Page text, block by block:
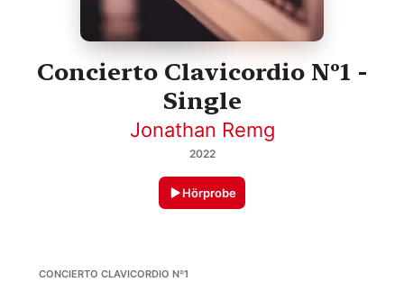
Concierto Clavicordio Nº1 -
Single
Jonathan Remg
2022
Hörprobe
CONCIERTO CLAVICORDIO Nº1